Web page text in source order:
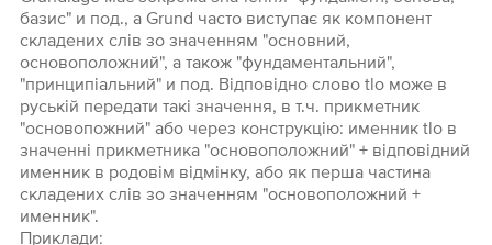
базис" и под., а Grund часто виступає як компонент
складених слів зо значенням "основний,
основоположний", а також "фундаментальний",
"принципіальний" и под. Відповідно слово tlo може в
руській передати такі значення, в т.ч. прикметник
"основопожний" або через конструкцію: именник tlo в
значенні прикметника "основоположний" + відповідний
именник в родовім відмінку, або як перша частина
складених слів зо значенням "основоположний +
именник".
Приклади: